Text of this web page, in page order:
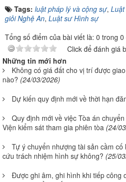
Tags: luật pháp lý và cộng sự,
giỏi Nghệ An, Luật sư Hình sự
Tổng số điểm của bài viết là: 0 trong
Click để đánh giá
Những tin mới hơn
Không có giá đất cho vị trí được
nào? (24/03/2026)
Dự kiến quy định mới về thời hạn
Quy định mới về việc Tòa án
Viện kiểm sát tham gia phiên tòa (24/
Tự ý chuyển nhượng tài sản cầm
cứu trách nhiệm hình sự không? (25/
Được ghi âm, ghi hình khi tiếp công